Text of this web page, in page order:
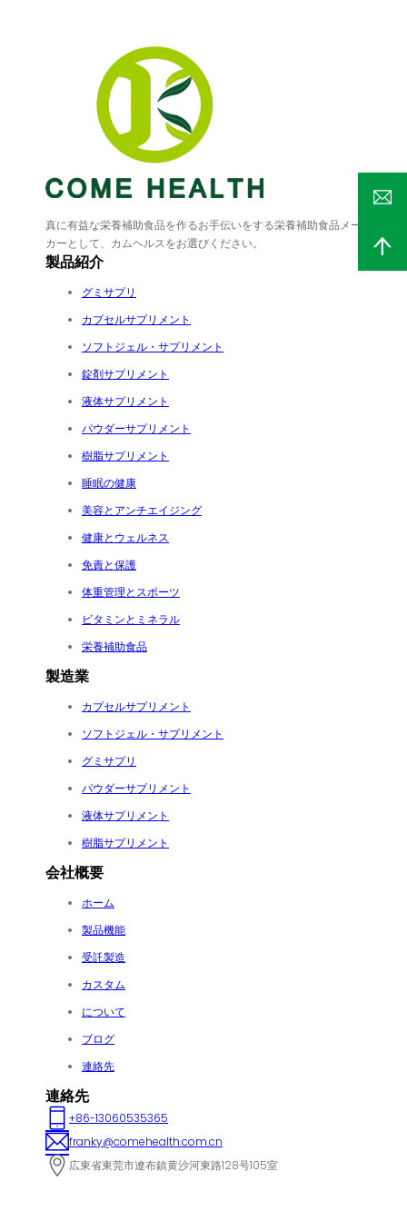
真に有益な栄養補助食品を作るお手伝いをする栄養補助食品メー
カーとして、カムヘルスをお選びください。
製品紹介
グミサプリ
カプセルサプリメント
ソフトジェル・サプリメント
錠剤サプリメント
液体サプリメント
パウダーサプリメント
樹脂サプリメント
睡眠の健康
美容とアンチエイジング
健康とウェルネス
免責と保護
体重管理とスポーツ
ビタミンとミネラル
栄養補助食品
製造業
カプセルサプリメント
ソフトジェル・サプリメント
グミサプリ
パウダーサプリメント
液体サプリメント
樹脂サプリメント
会社概要
ホーム
製品機能
受託製造
カスタム
について
ブログ
連絡先
連絡先
+86-13060535365
franky@comehealth.com.cn
広東省東莞市遼布鎮黄沙河東路128号105室